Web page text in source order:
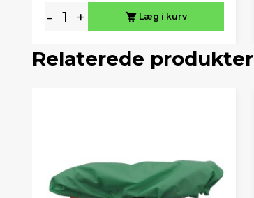
- + Læg i kurv
Relaterede produkter